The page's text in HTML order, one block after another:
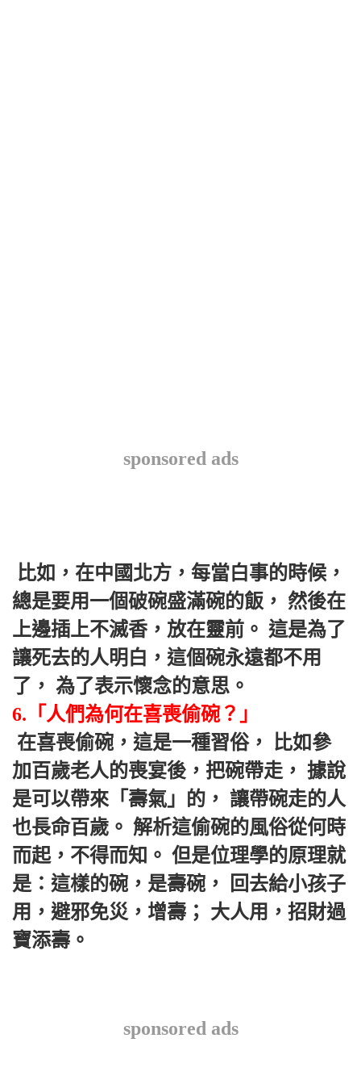
sponsored ads
總是要用一個破碗盛滿碗的飯， 然後在
上邊插上不滅香，放在靈前。 這是為了
讓死去的人明白，這個碗永遠都不用
了， 為了表示懷念的意思。
6.「人們為何在喜喪偷碗？」
加百歲老人的喪宴後，把碗帶走， 據說
是可以帶來「壽氣」的， 讓帶碗走的人
也長命百歲。 解析這偷碗的風俗從何時
而起，不得而知。 但是位理學的原理就
是：這樣的碗，是壽碗， 回去給小孩子
用，避邪免災，增壽； 大人用，招財過
寶添壽。
sponsored ads